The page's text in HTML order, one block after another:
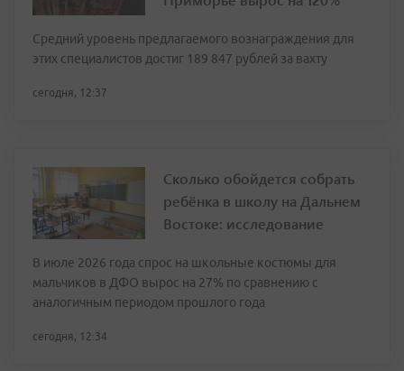
Средний уровень предлагаемого вознаграждения для
этих специалистов достиг 189 847 рублей за вахту
сегодня, 12:37
Сколько обойдется собрать
ребёнка в школу на Дальнем
Востоке: исследование
В июле 2026 года спрос на школьные костюмы для
мальчиков в ДФО вырос на 27% по сравнению с
аналогичным периодом прошлого года
сегодня, 12:34